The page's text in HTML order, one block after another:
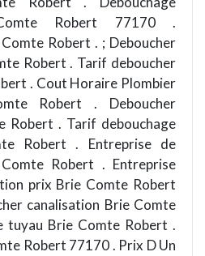
Robert 77170 .
Robert . ; Deboucher
Robert . Tarif deboucher
. Cout Horaire Plombier
Robert . Deboucher
Robert . Tarif debouchage
Robert . Entreprise de
Robert . Entreprise
prix Brie Comte Robert
canalisation Brie Comte
tuyau Brie Comte Robert .
Robert 77170 . Prix D Un